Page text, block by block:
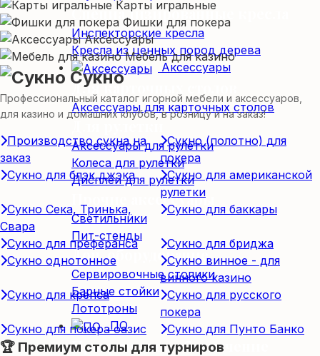
Специализированные кресла
Инспекторские кресла
Кресла из ценных пород дерева
Аксессуары
Для карточных столов
Аксессуары для карточных столов
Для рулетки
Аксессуары для рулетки
Колеса для рулетки
Дисплеи для рулетки
Прочие аксессуары
Светильники
Пит-стенды
Доп. оборудование
Сервировочные столики
Барные стойки
Лототроны
ПО
Программное обеспечение
Карты игральные
Фишки для покера
Аксессуары
Мебель для казино
Сукно
Профессиональный каталог игорной мебели и аксессуаров,
для казино и домашних клубов, в розницу и на заказ!
Производство сукна на
заказ
Сукно (полотно) для
покера
Сукно для блэк джэка
Сукно для американской
рулетки
Сукно Сека, Тринька,
Свара
Сукно для баккары
Сукно для преферанса
Сукно для бриджа
Сукно однотонное
Сукно винное - для
винного казино
Сукно для крепса
Сукно для русского
покера
Сукно для покера оазис
Сукно для Пунто Банко
🏆 Премиум столы для турниров